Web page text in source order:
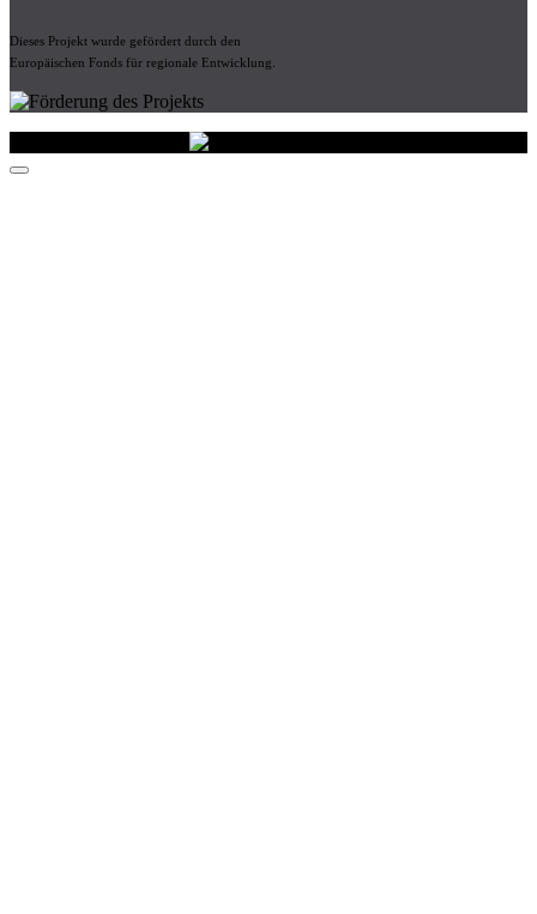
Dieses Projekt wurde gefördert durch den
Europäischen Fonds für regionale Entwicklung.